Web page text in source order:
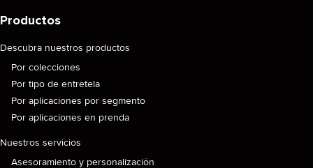
Productos
Descubra nuestros productos
Por colecciones
Por tipo de entretela
Por aplicaciones por segmento
Por aplicaciones en prenda
Nuestros servicios
Asesoramiento y personalización